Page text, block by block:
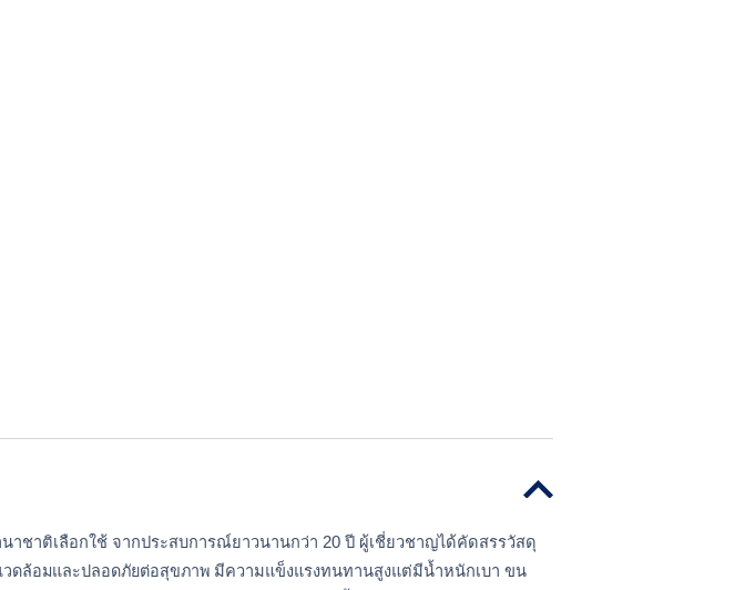
ชาติเลือกใช้ จากประสบการณ์ยาวนานกว่า 20 ปี ผู้เชี่ยวชาญได้คัดสรรวัสดุ
วดล้อมและปลอดภัยต่อสุขภาพ มีความแข็งแรงทนทานสูงแต่มีน้ำหนักเบา ขน